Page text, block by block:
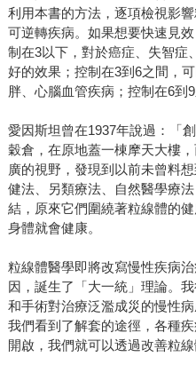
利用本書的方法，逐項檢視影
可逆轉疾病。如果想要快速見
制在3以下，對於癌症、失智症
好的效果；控制在3到6之間，
胖、心腦血管疾病；控制在6到
愛因斯坦曾在1937年說過：「
穀倉，在原地蓋一棟摩天大樓
廣的視野，發現到以前未曾料
健法、另類療法、自然醫學療
結，原來它們圍繞著粒線體的
身體就會健康。
粒線體醫學即將改寫慢性疾病
因，誕生了「大一統」理論。
和手術對治療泛濫成災的慢性
我們看到了解套的途徑，各種
開啟，我們就可以透過改善粒線